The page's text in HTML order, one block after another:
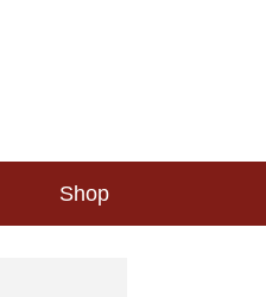
Shop